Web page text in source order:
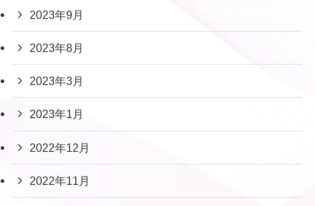
2023年9月
2023年8月
2023年3月
2023年1月
2022年12月
2022年11月